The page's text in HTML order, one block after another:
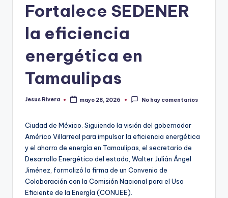
Fortalece SEDENER
la eficiencia
energética en
Tamaulipas
Publicado
Jesus Rivera mayo 28, 2026 No hay comentarios
Ciudad de México. Siguiendo la visión del gobernador
Américo Villarreal para impulsar la eficiencia energética
y el ahorro de energía en Tamaulipas, el secretario de
Desarrollo Energético del estado, Walter Julián Ángel
Jiménez, formalizó la firma de un Convenio de
Colaboración con la Comisión Nacional para el Uso
Eficiente de la Energía (CONUEE).